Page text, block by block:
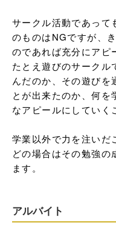
サークル活動であって
のものはNGですが、
のであれば充分にアピ
たとえ遊びのサークル
んだのか、その遊びを
とが出来たのか、何を
なアピールにしていく
学業以外で力を注いだ
どの場合はその勉強の
ます。
アルバイト